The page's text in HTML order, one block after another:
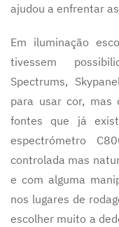
ajudou a enfrentar
Em iluminação
tivessem
Spectrums,
para usar cor, mas
fontes que já
espectrómetro
controlada mas
e com alguma
nos lugares de
escolher muito a